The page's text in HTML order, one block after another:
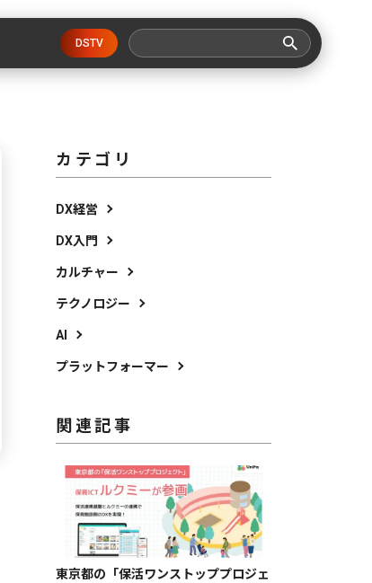
DSTV
カテゴリ
DX経営
DX入門
カルチャー
テクノロジー
AI
プラットフォーマー
関連記事
東京都の「保活ワンストッププロジェ